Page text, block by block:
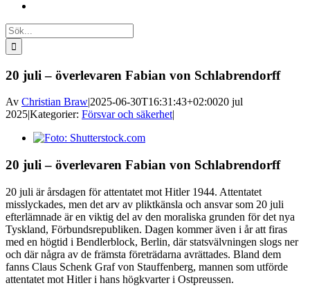
Sök
efter:
20 juli – överlevaren Fabian von Schlabrendorff
Av Christian Braw|2025-06-30T16:31:43+02:0020 jul
2025|Kategorier: Försvar och säkerhet|
Visa
bild
20 juli – överlevaren Fabian von Schlabrendorff
20 juli är årsdagen för attentatet mot Hitler 1944. Attentatet
misslyckades, men det arv av pliktkänsla och ansvar som 20 juli
efterlämnade är en viktig del av den moraliska grunden för det nya
Tyskland, Förbundsrepubliken. Dagen kommer även i år att firas
med en högtid i Bendlerblock, Berlin, där statsvälvningen slogs ner
och där några av de främsta företrädarna avrättades. Bland dem
fanns Claus Schenk Graf von Stauffenberg, mannen som utförde
attentatet mot Hitler i hans högkvarter i Ostpreussen.